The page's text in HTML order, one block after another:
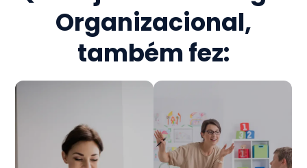
Organizacional,
também fez: